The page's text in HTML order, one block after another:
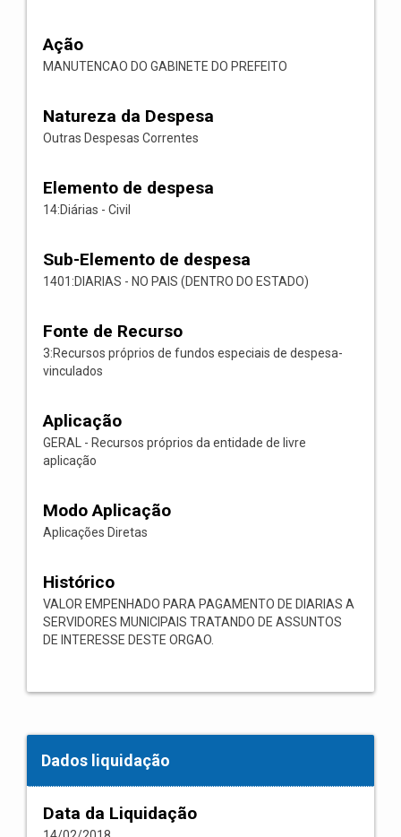
Ação
MANUTENCAO DO GABINETE DO PREFEITO
Natureza da Despesa
Outras Despesas Correntes
Elemento de despesa
14:Diárias - Civil
Sub-Elemento de despesa
1401:DIARIAS - NO PAIS (DENTRO DO ESTADO)
Fonte de Recurso
3:Recursos próprios de fundos especiais de despesa-
vinculados
Aplicação
GERAL - Recursos próprios da entidade de livre
aplicação
Modo Aplicação
Aplicações Diretas
Histórico
VALOR EMPENHADO PARA PAGAMENTO DE DIARIAS A
SERVIDORES MUNICIPAIS TRATANDO DE ASSUNTOS
DE INTERESSE DESTE ORGAO.
Dados liquidação
Data da Liquidação